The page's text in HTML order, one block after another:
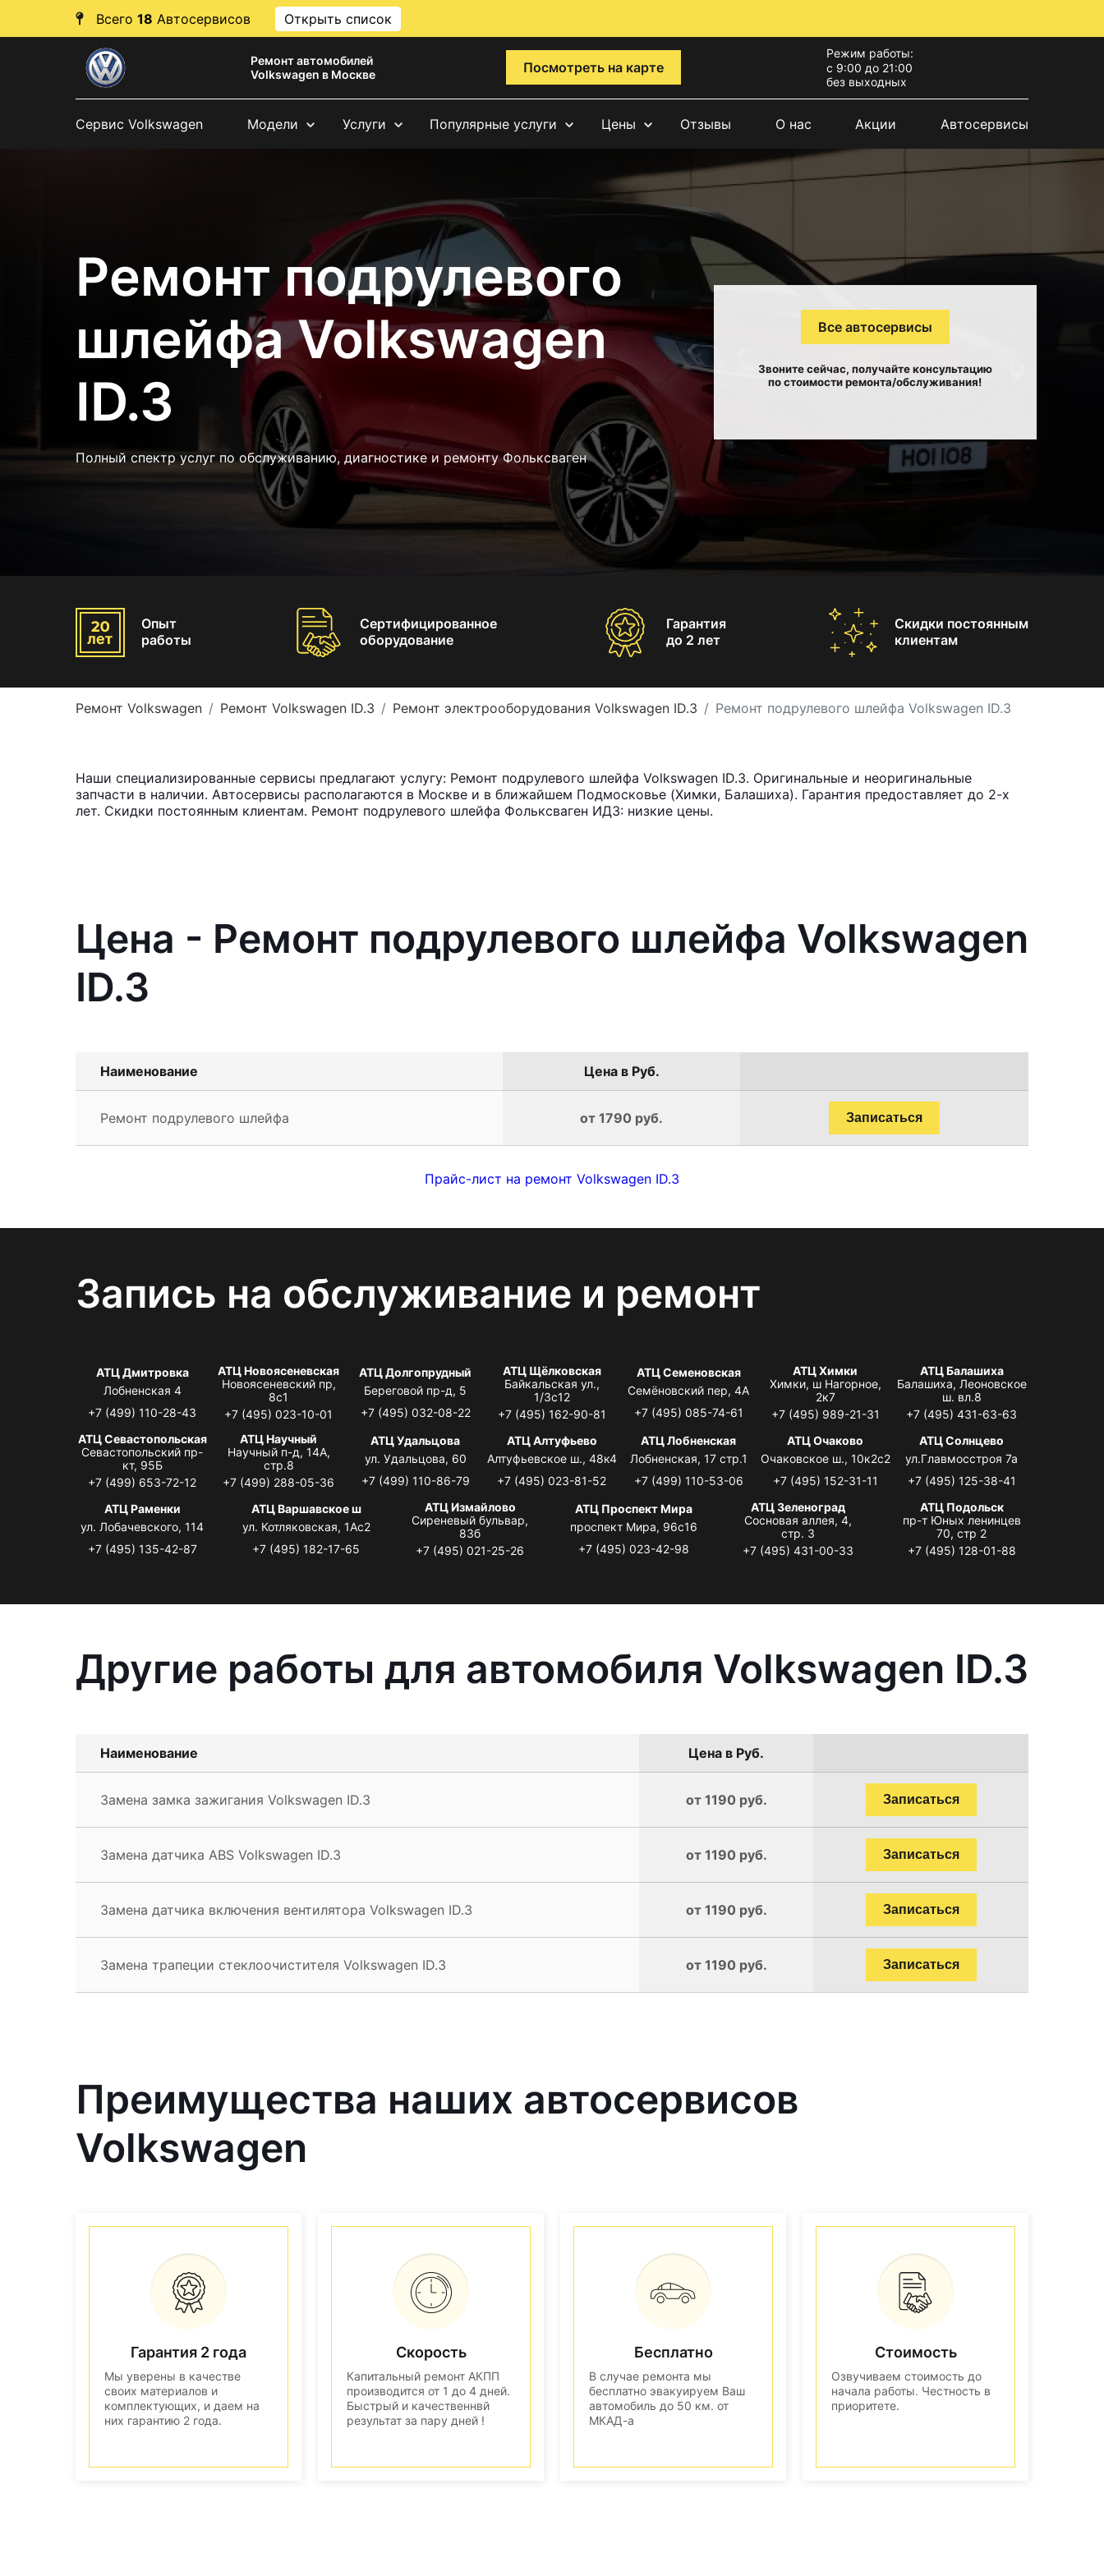
Всего 18 Автосервисов Открыть список
Ремонт автомобилей
Volkswagen в Москве
Посмотреть на карте
Режим работы:
с 9:00 до 21:00
без выходных
Сервис Volkswagen Модели Услуги Популярные услуги Цены Отзывы О нас Акции Автосервисы
Ремонт подрулевого
шлейфа Volkswagen
ID.3
Полный спектр услуг по обслуживанию, диагностике и ремонту Фольксваген
Все автосервисы
Звоните сейчас, получайте консультацию
по стоимости ремонта/обслуживания!
Опыт
работы
Сертифицированное
оборудование
Гарантия
до 2 лет
Скидки постоянным
клиентам
Ремонт Volkswagen Ремонт Volkswagen ID.3 Ремонт электрооборудования Volkswagen ID.3 Ремонт подрулевого шлейфа Volkswagen ID.3
Наши специализированные сервисы предлагают услугу: Ремонт подрулевого шлейфа Volkswagen ID.3. Оригинальные и неоригинальные
запчасти в наличии. Автосервисы располагаются в Москве и в ближайшем Подмосковье (Химки, Балашиха). Гарантия предоставляет до 2-х
лет. Скидки постоянным клиентам. Ремонт подрулевого шлейфа Фольксваген ИД3: низкие цены.
Цена - Ремонт подрулевого шлейфа Volkswagen
ID.3
Наименование Цена в Руб.
Ремонт подрулевого шлейфа от 1790 руб. Записаться
Прайс-лист на ремонт Volkswagen ID.3
Запись на обслуживание и ремонт
АТЦ Дмитровка
Лобненская 4
+7 (499) 110-28-43
АТЦ Новоясеневская
Новоясеневский пр,
8с1
+7 (495) 023-10-01
АТЦ Долгопрудный
Береговой пр-д, 5
+7 (495) 032-08-22
АТЦ Щёлковская
Байкальская ул.,
1/3с12
+7 (495) 162-90-81
АТЦ Семеновская
Семёновский пер, 4А
+7 (495) 085-74-61
АТЦ Химки
Химки, ш Нагорное,
2к7
+7 (495) 989-21-31
АТЦ Балашиха
Балашиха, Леоновское
ш. вл.8
+7 (495) 431-63-63
АТЦ Севастопольская
Севастопольский пр-
кт, 95Б
+7 (499) 653-72-12
АТЦ Научный
Научный п-д, 14А,
стр.8
+7 (499) 288-05-36
АТЦ Удальцова
ул. Удальцова, 60
+7 (499) 110-86-79
АТЦ Алтуфьево
Алтуфьевское ш., 48к4
+7 (495) 023-81-52
АТЦ Лобненская
Лобненская, 17 стр.1
+7 (499) 110-53-06
АТЦ Очаково
Очаковское ш., 10к2с2
+7 (495) 152-31-11
АТЦ Солнцево
ул.Главмосстроя 7а
+7 (495) 125-38-41
АТЦ Раменки
ул. Лобачевского, 114
+7 (495) 135-42-87
АТЦ Варшавское ш
ул. Котляковская, 1Ас2
+7 (495) 182-17-65
АТЦ Измайлово
Сиреневый бульвар,
83б
+7 (495) 021-25-26
АТЦ Проспект Мира
проспект Мира, 96с16
+7 (495) 023-42-98
АТЦ Зеленоград
Сосновая аллея, 4,
стр. 3
+7 (495) 431-00-33
АТЦ Подольск
пр-т Юных ленинцев
70, стр 2
+7 (495) 128-01-88
Другие работы для автомобиля Volkswagen ID.3
Наименование Цена в Руб.
Замена замка зажигания Volkswagen ID.3 от 1190 руб. Записаться
Замена датчика ABS Volkswagen ID.3 от 1190 руб. Записаться
Замена датчика включения вентилятора Volkswagen ID.3 от 1190 руб. Записаться
Замена трапеции стеклоочистителя Volkswagen ID.3 от 1190 руб. Записаться
Преимущества наших автосервисов
Volkswagen
Гарантия 2 года
Мы уверены в качестве
своих материалов и
комплектующих, и даем на
них гарантию 2 года.
Скорость
Капитальный ремонт АКПП
производится от 1 до 4 дней.
Быстрый и качественнвй
результат за пару дней !
Бесплатно
В случае ремонта мы
бесплатно эвакуируем Ваш
автомобиль до 50 км. от
МКАД-а
Стоимость
Озвучиваем стоимость до
начала работы. Честность в
приоритете.